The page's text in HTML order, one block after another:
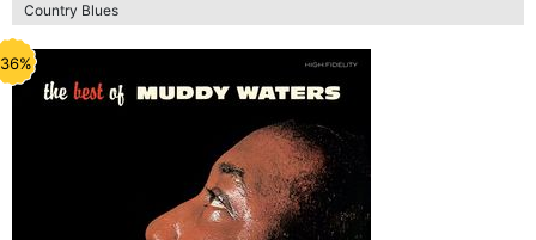
Country Blues